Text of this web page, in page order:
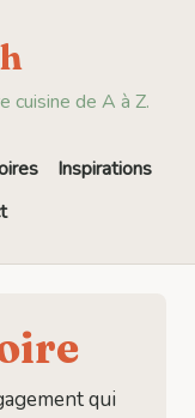
cuisine de A à Z.
Inspirations
qui